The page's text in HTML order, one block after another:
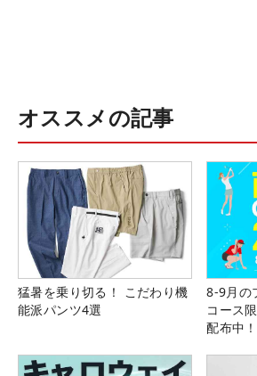
オススメの記事
猛暑を乗り切る！ こだわり機
能派パンツ4選
8-9月の
コース
配布中！